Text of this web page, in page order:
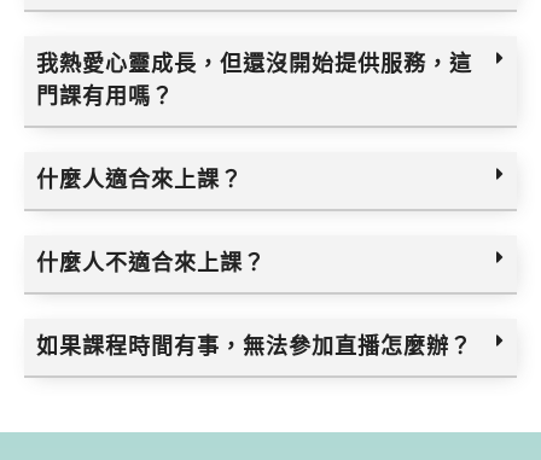
我熱愛心靈成長，但還沒開始提供服務，這
門課有用嗎？
什麼人適合來上課？
什麼人不適合來上課？
如果課程時間有事，無法參加直播怎麼辦？